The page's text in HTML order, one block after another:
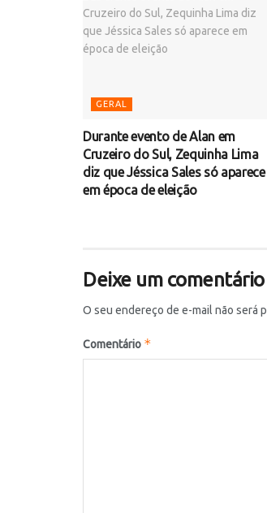
GERAL
Durante evento de Alan em
Cruzeiro do Sul, Zequinha Lima
diz que Jéssica Sales só aparece
em época de eleição
Deixe um comentário
O seu endereço de e-mail não será
Comentário *